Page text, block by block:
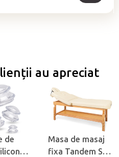
au apreciat
de
Masa de masaj
fixa Tandem Spa